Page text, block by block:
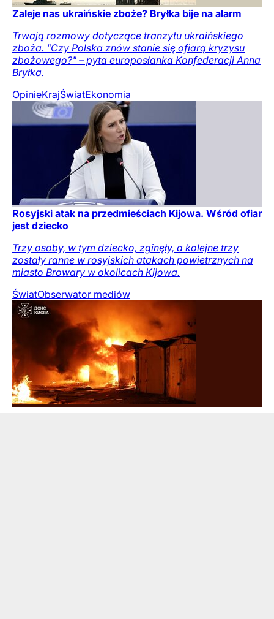
Zaleje nas ukraińskie zboże? Bryłka bije na alarm
Trwają rozmowy dotyczące tranzytu ukraińskiego
zboża. "Czy Polska znów stanie się ofiarą kryzysu
zbożowego?" – pyta europosłanka Konfederacji Anna
Bryłka.
OpinieKrajŚwiatEkonomia
Rosyjski atak na przedmieściach Kijowa. Wśród ofiar
jest dziecko
Trzy osoby, w tym dziecko, zginęły, a kolejne trzy
zostały ranne w rosyjskich atakach powietrznych na
miasto Browary w okolicach Kijowa.
ŚwiatObserwator mediów